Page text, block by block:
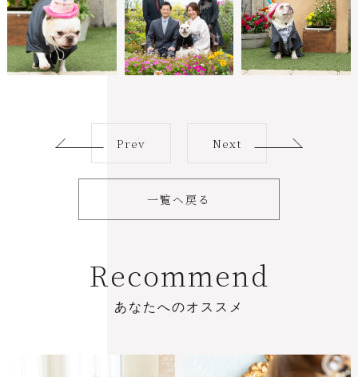
Prev
一覧へ戻る
Next
Recommend
あ な た へのオ ス ス メ